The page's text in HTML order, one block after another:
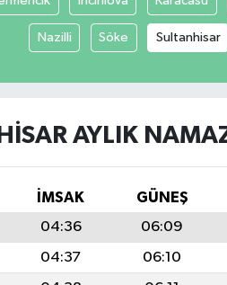
Nazilli Söke Sultanhisar
AYLIK
İMSAK GÜNEŞ
04:36 06:09
04:37 06:10